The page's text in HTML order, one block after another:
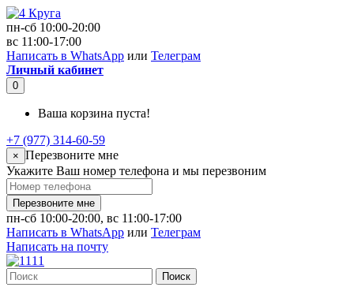
пн-сб 10:00-20:00
вс 11:00-17:00
Написать в WhatsApp или Телеграм
Личный кабинет
0
Ваша корзина пуста!
+7 (977) 314-60-59
× Перезвоните мне
Укажите Ваш номер телефона и мы перезвоним
Перезвоните мне
пн-сб 10:00-20:00, вс 11:00-17:00
Написать в WhatsApp или Телеграм
Написать на почту
Поиск